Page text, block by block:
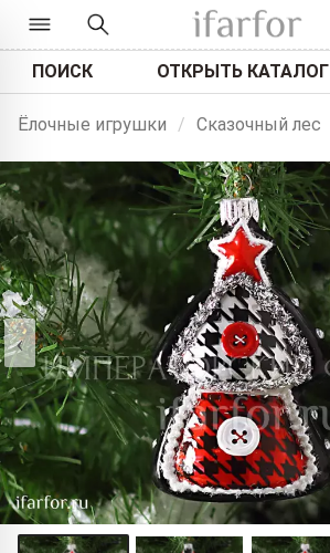
ПОИСК ОТКРЫТЬ КАТАЛОГ
Ёлочные игрушки / Сказочный лес
‹